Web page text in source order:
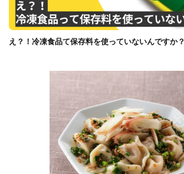
え？！冷凍食品て保存料を使っていないんですか？